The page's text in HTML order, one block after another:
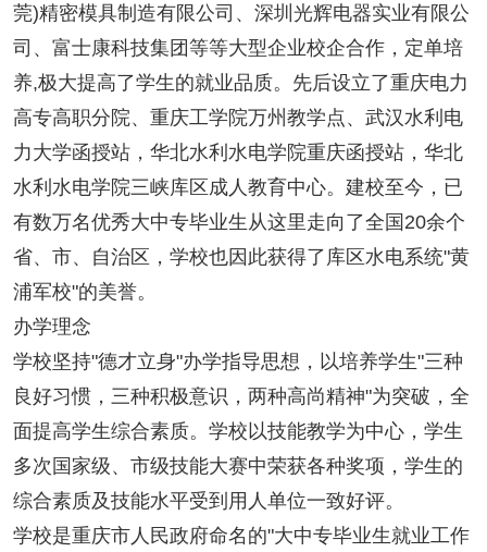
莞)精密模具制造有限公司、深圳光辉电器实业有限公
司、富士康科技集团等等大型企业校企合作，定单培
养,极大提高了学生的就业品质。先后设立了重庆电力
高专高职分院、重庆工学院万州教学点、武汉水利电
力大学函授站，华北水利水电学院重庆函授站，华北
水利水电学院三峡库区成人教育中心。建校至今，已
有数万名优秀大中专毕业生从这里走向了全国20余个
省、市、自治区，学校也因此获得了库区水电系统"黄
浦军校"的美誉。
办学理念
学校坚持"德才立身"办学指导思想，以培养学生"三种
良好习惯，三种积极意识，两种高尚精神"为突破，全
面提高学生综合素质。学校以技能教学为中心，学生
多次国家级、市级技能大赛中荣获各种奖项，学生的
综合素质及技能水平受到用人单位一致好评。
学校是重庆市人民政府命名的"大中专毕业生就业工作